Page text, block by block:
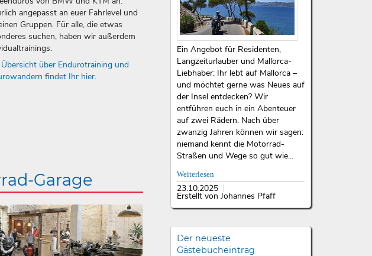
Ein Angebot für Residenten,
Langzeiturlauber und Mallorca-
Liebhaber: Ihr lebt auf Mallorca –
und möchtet gerne was Neues auf
der Insel entdecken? Wir
entführen euch in ein Abenteuer
auf zwei Rädern. Nach über
zwanzig Jahren können wir sagen:
niemand kennt die Motorrad-
Straßen und Wege so gut wie...
Weiterlesen
23.10.2025
Erstellt von Johannes Pfaff
Der neueste
Gästebucheintrag
angepasst an euer Fahrlevel und
Gruppen. Für alle, die etwas
suchen, haben wir außerdem
Übersicht über Endurotraining und
findet Ihr hier.
Garage